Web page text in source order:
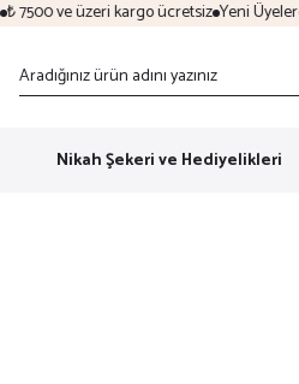
ve üzeri kargo ücretsiz Yeni Üyelere
Nikah Şekeri ve Hediyelikleri